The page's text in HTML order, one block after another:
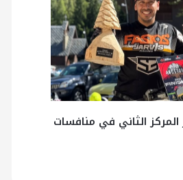
الثاني في منافسات